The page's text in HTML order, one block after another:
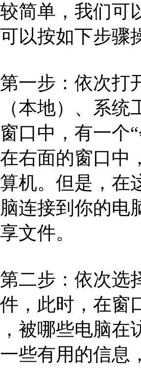
简单，我们可
以按如下步骤
步：依次打开
本地）、系统
口中，有一个
右面的窗口中
机。但是，在
连接到你的电
文件。
步：依次选择
，此时，在窗
被哪些电脑在
些有用的信息